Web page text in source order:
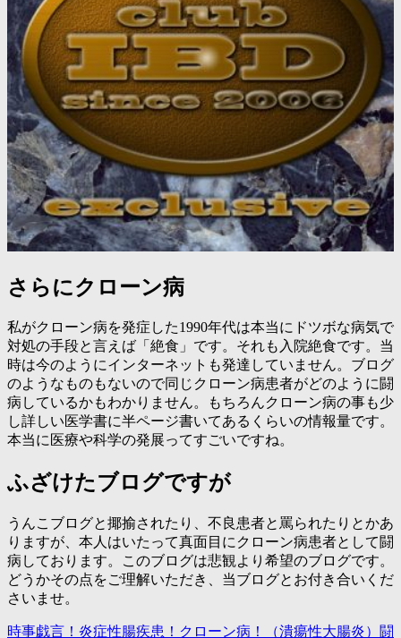
さらにクローン病
私がクローン病を発症した1990年代は本当にドツボな病気で
対処の手段と言えば「絶食」です。それも入院絶食です。当
時は今のようにインターネットも発達していません。ブログ
のようなものもないので同じクローン病患者がどのように闘
病しているかもわかりません。もちろんクローン病の事も少
し詳しい医学書に半ページ書いてあるくらいの情報量です。
本当に医療や科学の発展ってすごいですね。
ふざけたブログですが
うんこブログと揶揄されたり、不良患者と罵られたりとかあ
りますが、本人はいたって真面目にクローン病患者として闘
病しております。このブログは悲観より希望のブログです。
どうかその点をご理解いただき、当ブログとお付き合いくだ
さいませ。
時事戯言！炎症性腸疾患！クローン病！（潰瘍性大腸炎）闘